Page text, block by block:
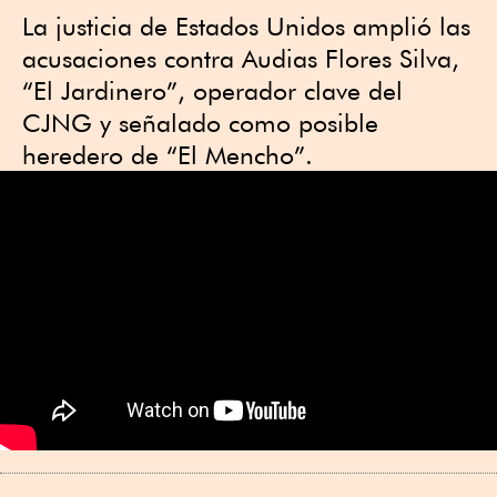
La justicia de Estados Unidos amplió las
acusaciones contra Audias Flores Silva,
“El Jardinero”, operador clave del
CJNG y señalado como posible
heredero de “El Mencho”.